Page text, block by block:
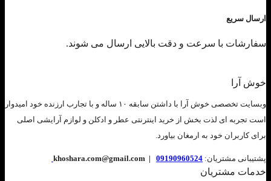
ارسال سریع
سفارشات با سرعت و دقت بالایی ارسال می شوند.
خوش آرا
وبسایت تخصصی خوش آرا با داشتن سابقه ۱۰ ساله و با تجارب ارزنده خود امیدوار
است تجربه ای لذت بخش از خرید اینترنتی عطر و ادکلن و لوازم آرایشی اصلی
برای کاربران خود به ارمغان بیاورد.
پشتیبانی مشتریان: khoshara.com@gmail.com | 09190960524
خدمات مشتریان